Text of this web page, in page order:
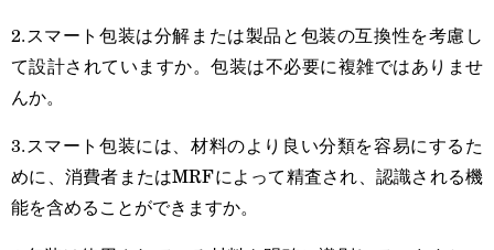
2.スマート包装は分解または製品と包装の互換性を考慮し
て設計されていますか。包装は不必要に複雑ではありませ
んか。
3.スマート包装には、材料のより良い分類を容易にするた
めに、消費者またはMRFによって精査され、認識される機
能を含めることができますか。